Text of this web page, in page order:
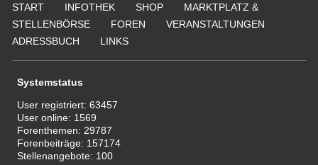
START INFOTHEK SHOP
MARKTPLATZ &
STELLENBÖRSE
FOREN
VERANSTALTUNGEN
ADRESSBUCH
LINKS
Systemstatus
User registriert:63457
User online: 1569
Forenthemen: 29787
Forenbeiträge: 157174
Stellenangebote: 100